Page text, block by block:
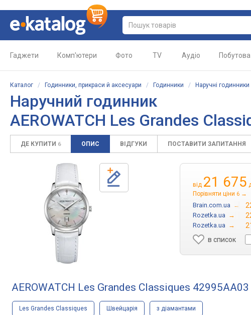
Гаджети Комп'ютери Фото TV Аудіо Побутова
Каталог / Годинники, прикраси й аксесуари / Годинники / Наручні годинники
Наручний годинник
AEROWATCH Les Grandes
ДЕ КУПИТИ 6 ОПИС ВІДГУКИ ПОСТАВИТИ ЗАПИТАННЯ
від 21 675
Порівняти ціни 6 →
Brain.com.ua →
Rozetka.ua →
Rozetka.ua →
в список
AEROWATCH Les Grandes Classiques 42995AA03
Les Grandes Classiques Швейцарія з діамантами